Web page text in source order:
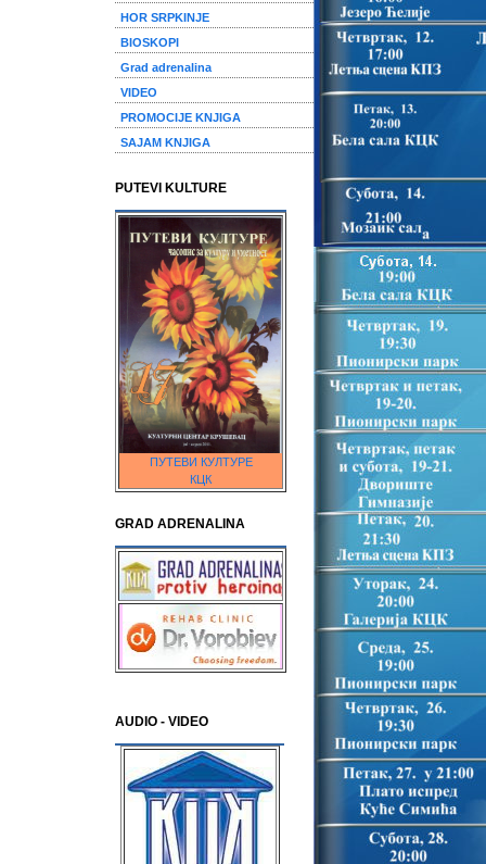
HOR SRPKINJE
BIOSKOPI
Grad adrenalina
VIDEO
PROMOCIJE KNJIGA
SAJAM KNJIGA
PUTEVI KULTURE
ПУТЕВИ КУЛТУРЕ
КЦК
GRAD ADRENALINA
AUDIO - VIDEO